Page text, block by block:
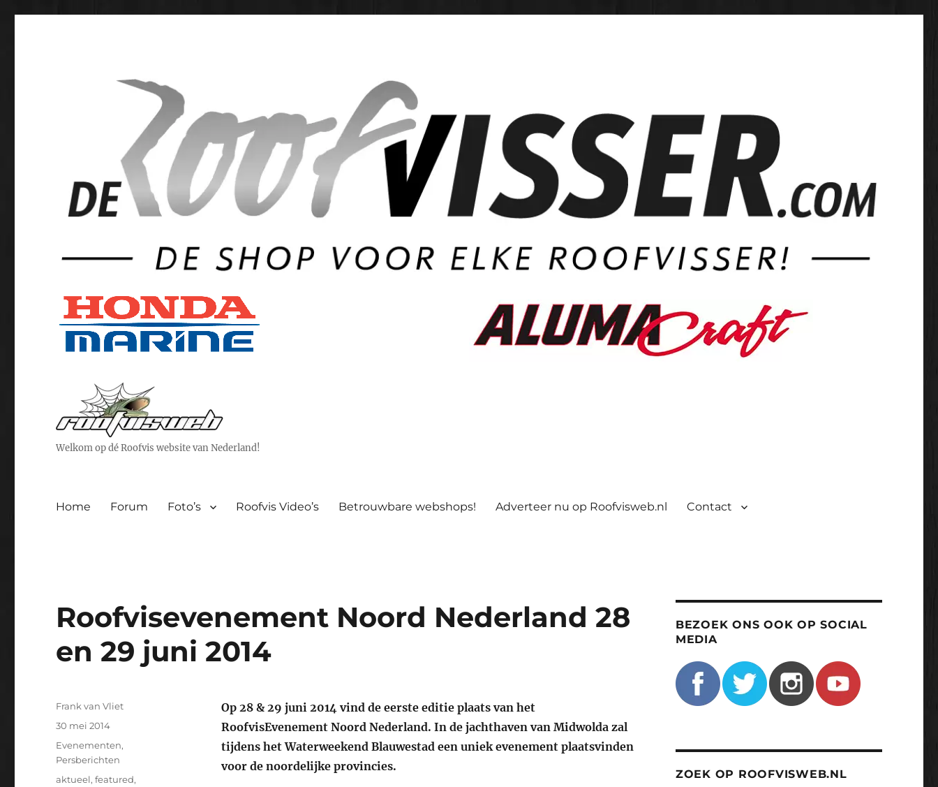
Welkom op dé Roofvis website van Nederland!
Home Forum Foto’s Roofvis Video’s Betrouwbare webshops! Adverteer nu op Roofvisweb.nl Contact
Roofvisevenement Noord Nederland 28
en 29 juni 2014
Op 28 & 29 juni 2014 vind de eerste editie plaats van het
RoofvisEvenement Noord Nederland. In de jachthaven van Midwolda zal
tijdens het Waterweekend Blauwestad een uniek evenement plaatsvinden
voor de noordelijke provincies.
Auteur
Frank van Vliet
Geplaatst
30 mei 2014
Categorieën
Evenementen,
Persberichten
Tags
aktueel,featured,
BEZOEK ONS OOK OP SOCIAL
MEDIA
ZOEK OP ROOFVISWEB.NL